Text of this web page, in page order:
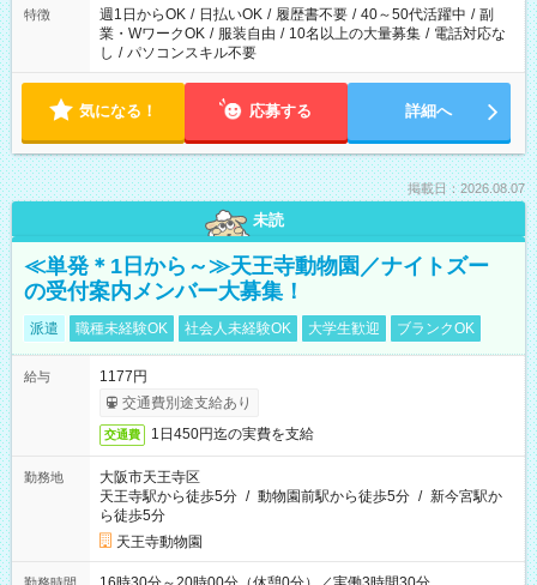
特徴 週1日からOK / 日払いOK / 履歴書不要 / 40～50代活躍中 / 副
業・WワークOK / 服装自由 / 10名以上の大量募集 / 電話対応な
し / パソコンスキル不要
気になる！ 応募する 詳細へ
掲載日：2026.08.07
未読
≪単発＊1日から～≫天王寺動物園／ナイトズー
の受付案内メンバー大募集！
派遣 職種未経験OK 社会人未経験OK 大学生歓迎 ブランクOK
給与
1177円
交通費別途支給あり
交通費 1日450円迄の実費を支給
勤務地
大阪市天王寺区
天王寺駅から徒歩5分 / 動物園前駅から徒歩5分 / 新今宮駅か
ら徒歩5分
天王寺動物園